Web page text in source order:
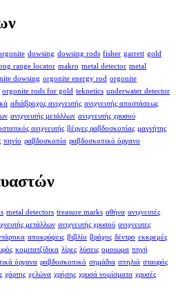
dowsing dowsing rods fisher garrett gold
range locator makro metal detector metal
dowsing orgonite energy rod orgonite
orgonite rods for gold teknetics underwater detector
αδιάβροχος ανιχνευτής ανιχνευτής αποστάσεως
ανιχνευτής μετάλλων ανιχνευτής χρυσού
ανιχνευτής βέργες ραβδοσκοπίας μαγνήτης
πηνίο ραβδοσκοπία ραβδοσκοπικό όργανο
metal detectors treasure marks αθήνα ανιχνευτές
μετάλλων ανιχνευτής χρυσού ανιχνευτες
αποκρύψεις βιβλίο βράχος δέντρο εκκρεμές
κομιτατζίδικα λίρες λύσεις ομοιωμα πηγή
όργανα ραβδοσκοπικό σημάδια σπηλιά σταυρός
χάρτης χελώνα χρήσης χρυσά νομίσματα χρυσές